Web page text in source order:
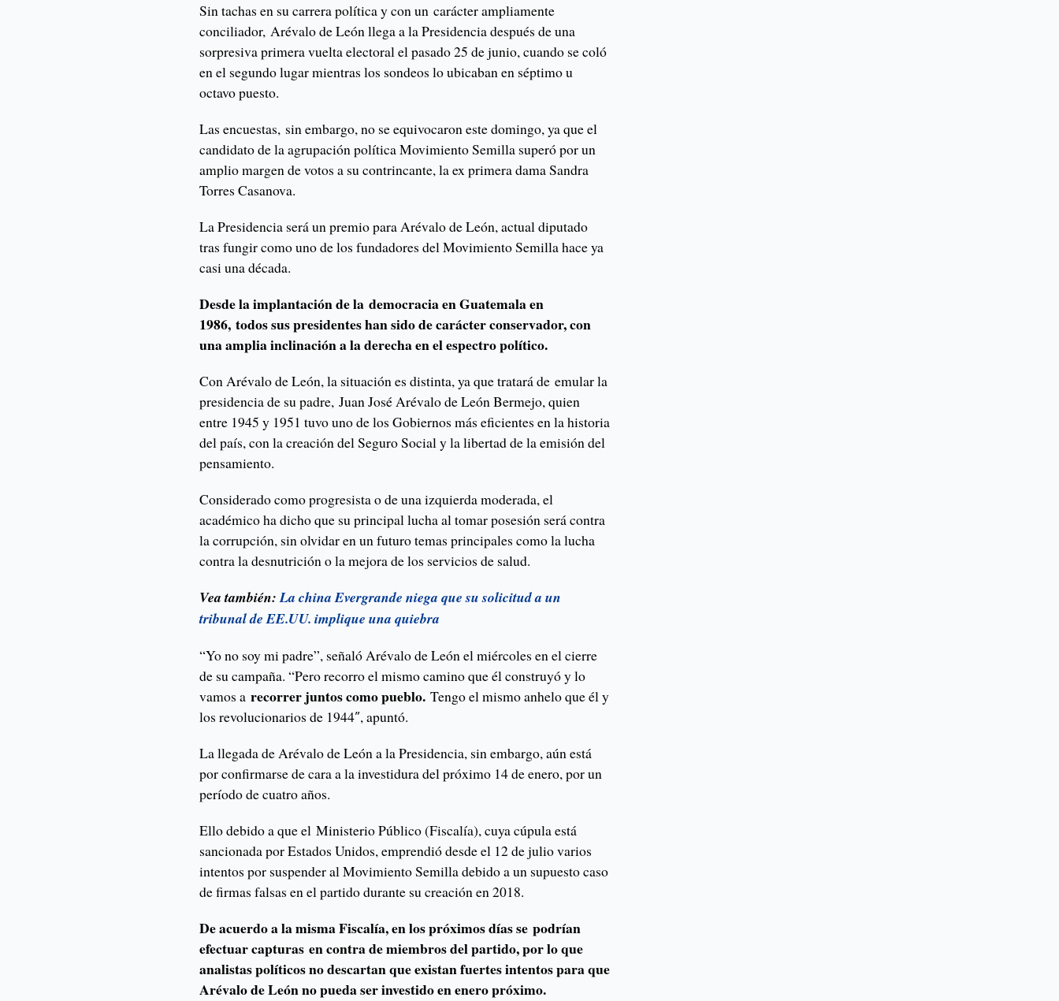
Sin tachas en su carrera política y con un carácter ampliamente
conciliador, Arévalo de León llega a la Presidencia después de una
sorpresiva primera vuelta electoral el pasado 25 de junio, cuando se coló
en el segundo lugar mientras los sondeos lo ubicaban en séptimo u
octavo puesto.
Las encuestas, sin embargo, no se equivocaron este domingo, ya que el
candidato de la agrupación política Movimiento Semilla superó por un
amplio margen de votos a su contrincante, la ex primera dama Sandra
Torres Casanova.
La Presidencia será un premio para Arévalo de León, actual diputado
tras fungir como uno de los fundadores del Movimiento Semilla hace ya
casi una década.
Desde la implantación de la democracia en Guatemala en
1986, todos sus presidentes han sido de carácter conservador, con
una amplia inclinación a la derecha en el espectro político.
Con Arévalo de León, la situación es distinta, ya que tratará de emular la
presidencia de su padre, Juan José Arévalo de León Bermejo, quien
entre 1945 y 1951 tuvo uno de los Gobiernos más eficientes en la historia
del país, con la creación del Seguro Social y la libertad de la emisión del
pensamiento.
Considerado como progresista o de una izquierda moderada, el
académico ha dicho que su principal lucha al tomar posesión será contra
la corrupción, sin olvidar en un futuro temas principales como la lucha
contra la desnutrición o la mejora de los servicios de salud.
Vea también:La china Evergrande niega que su solicitud a un
tribunal de EE.UU. implique una quiebra
“Yo no soy mi padre”, señaló Arévalo de León el miércoles en el cierre
de su campaña. “Pero recorro el mismo camino que él construyó y lo
vamos a recorrer juntos como pueblo. Tengo el mismo anhelo que él y
los revolucionarios de 1944″, apuntó.
La llegada de Arévalo de León a la Presidencia, sin embargo, aún está
por confirmarse de cara a la investidura del próximo 14 de enero, por un
período de cuatro años.
Ello debido a que el Ministerio Público (Fiscalía), cuya cúpula está
sancionada por Estados Unidos, emprendió desde el 12 de julio varios
intentos por suspender al Movimiento Semilla debido a un supuesto caso
de firmas falsas en el partido durante su creación en 2018.
De acuerdo a la misma Fiscalía, en los próximos días se podrían
efectuar capturas en contra de miembros del partido, por lo que
analistas políticos no descartan que existan fuertes intentos para que
Arévalo de León no pueda ser investido en enero próximo.